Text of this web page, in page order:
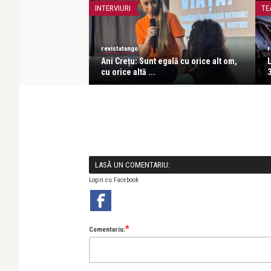
TEATRU
revistatango
LAUREAȚII GALEI PREMIILOR UNITER, a
34-a ediție, care ...
LIFE
LASĂ UN COMENTARIU:
Login cu Facebook
Comentariu:*